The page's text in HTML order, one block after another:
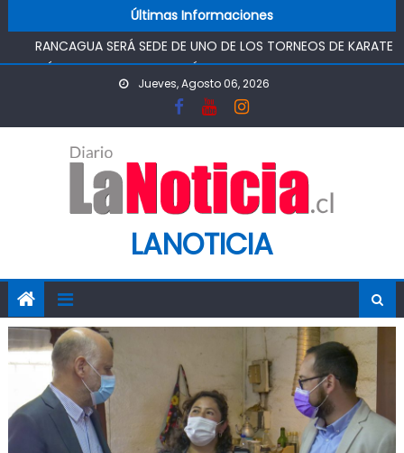
Últimas Informaciones
RANCAGUA SERÁ SEDE DE UNO DE LOS TORNEOS DE KARATE
MÁS IMPORTANTES DEL PAÍS
TOP DE RANCAGUA CONDENA A 5 AÑOS Y UN DÍA DE
PRESIDIO, AUTOR DE TRÁFICO DE DROGAS
ASOCIACIÓN JUNG DO KWAN DE RANCAGUA REUNIRÁ A
ESCOLARES EN TORNEO DE TAEKWONDO
“CHAO TÓMBOLA”: DIPUTADO OMAR SABAT VOTA A FAVOR
DE PROYECTO QUE BUSCA DEVOLVER EL MÉRITO AL
SISTEMA DE ADMISIÓN ESCOLAR
CHILEATIENDE INAUGURÓ CENTRO DE ATENCIÓN VIRTUAL EN
Jueves, Agosto 06, 2026
LANOTICIA